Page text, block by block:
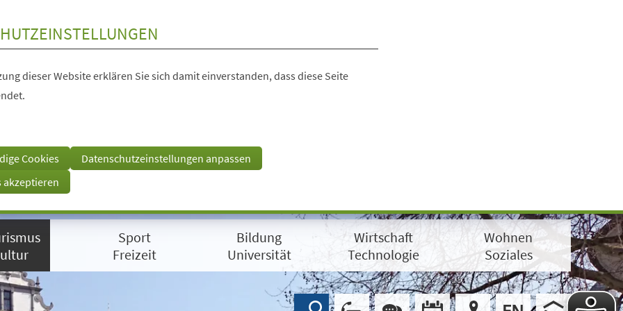
dieser Website erklären Sie sich damit einverstanden, dass diese Seite
Cookies
Datenschutzeinstellungen anpassen
akzeptieren
Sport
Freizeit
Bildung
Universität
Wirtschaft
Technologie
Wohnen
Soziales